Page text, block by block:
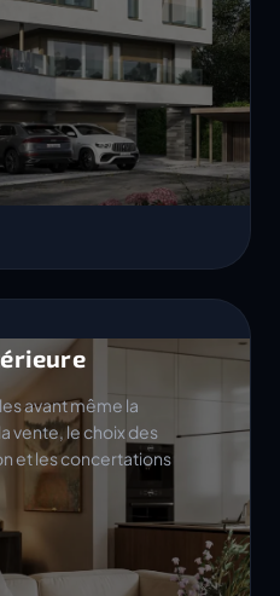
avant même la
vente, le choix des
et les concertations